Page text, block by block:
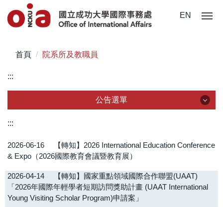
到
區
EN
首頁 院系所及教職員
:::
公告選單
全部公告
在校學生
國際學生
:::
2026-06-16
【轉知】2026 International Education Conference
& Expo（2026國際教育會議暨教育展）
2026-04-14
【轉知】國家重點領域國際合作聯盟(UAAT)
「2026年國際年輕學者短期訪問獎助計畫 (UAAT International
Young Visiting Scholar Program)申請案」